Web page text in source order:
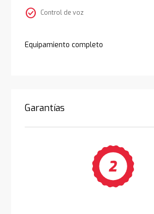
check_circle Control de voz
Equipamiento completo
Garantías